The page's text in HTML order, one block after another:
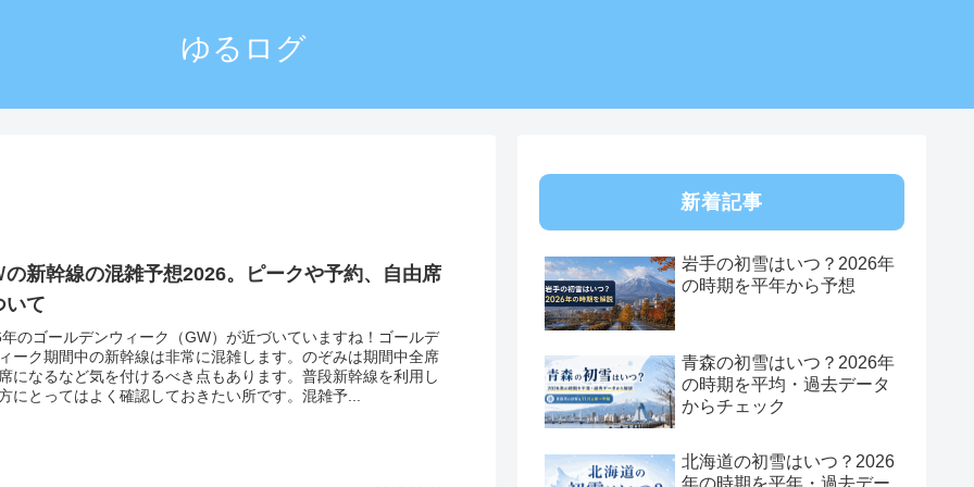
ゆるログ
の新幹線の混雑予想2026。ピークや予約、自由席
いて
のゴールデンウィーク（GW）が近づいていますね！ゴールデ
ーク期間中の新幹線は非常に混雑します。のぞみは期間中全席
になるなど気を付けるべき点もあります。普段新幹線を利用し
にとってはよく確認しておきたい所です。混雑予...
新着記事
岩手の初雪はいつ？2026年
の時期を平年から予想
青森の初雪はいつ？2026年
の時期を平均・過去データ
からチェック
北海道の初雪はいつ？2026
年の時期を平年・過去デー